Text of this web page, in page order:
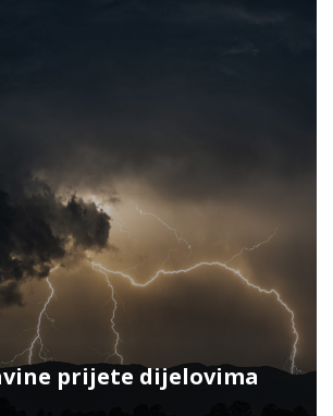
prijete dijelovima